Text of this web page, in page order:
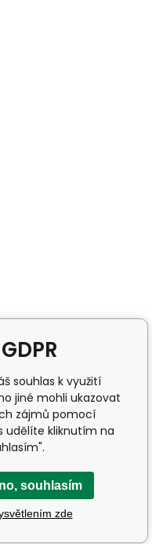
souhlas k využití
jiné mohli ukazovat
zájmů pomocí
udělíte kliknutím na
souhlasím
zde